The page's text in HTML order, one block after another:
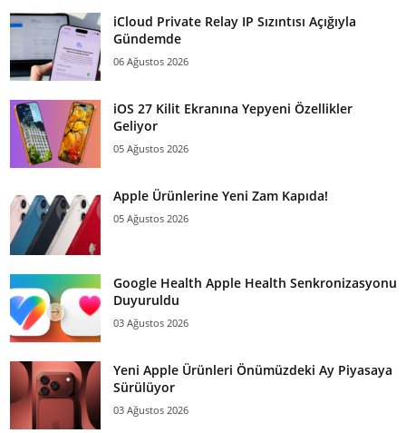
iCloud Private Relay IP Sızıntısı Açığıyla
Gündemde
06 Ağustos 2026
iOS 27 Kilit Ekranına Yepyeni Özellikler
Geliyor
05 Ağustos 2026
Apple Ürünlerine Yeni Zam Kapıda!
05 Ağustos 2026
Google Health Apple Health Senkronizasyonu
Duyuruldu
03 Ağustos 2026
Yeni Apple Ürünleri Önümüzdeki Ay Piyasaya
Sürülüyor
03 Ağustos 2026